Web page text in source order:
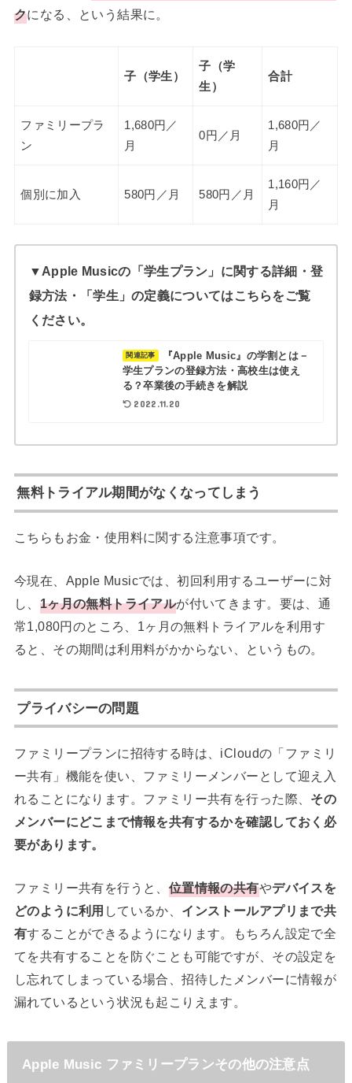
クになる、という結果に。
子（学生）
子（学
生）
合計
ファミリープラ
ン
1,680円／
月
0円／月
1,680円／
月
個別に加入 580円／月 580円／月
1,160円／
月
▼Apple Musicの「学生プラン」に関する詳細・登
録方法・「学生」の定義についてはこちらをご覧
ください。
関連記事
『Apple Music』の学割とは－
学生プランの登録方法・高校生は使え
る？卒業後の手続きを解説
2022.11.20
無料トライアル期間がなくなってしまう
こちらもお金・使用料に関する注意事項です。
今現在、Apple Musicでは、初回利用するユーザーに対
し、 1ヶ月の無料トライアルが付いてきます。要は、通
常1,080円のところ、1ヶ月の無料トライアルを利用す
ると、その期間は利用料がかからない、というもの。
プライバシーの問題
ファミリープランに招待する時は、iCloudの「ファミリ
ー共有」機能を使い、ファミリーメンバーとして迎え入
れることになります。ファミリー共有を行った際、 その
メンバーにどこまで情報を共有するかを確認しておく必
要があります。
ファミリー共有を行うと、 位置情報の共有やデバイスを
どのように利用 しているか、 インストールアプリまで共
有することができるようになります。もちろん設定で全
てを共有することを防ぐことも可能ですが、その設定を
し忘れてしまっている場合、招待したメンバーに情報が
漏れているという状況も起こりえます。
Apple Music ファミリープランその他の注意点